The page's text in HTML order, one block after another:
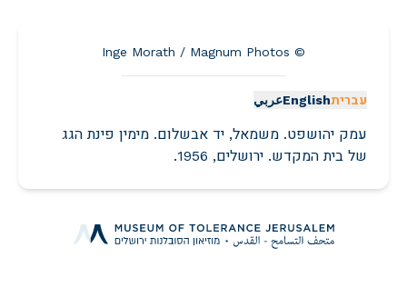
© Inge Morath / Magnum Photos
עבריתEnglishعربي
עמק יהושפט. משמאל, יד אבשלום. מימין פינת הגג
של בית המקדש. ירושלים, 1956.